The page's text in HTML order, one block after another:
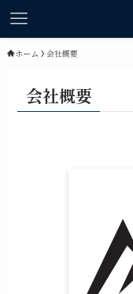
ホーム 会社概要
会社概要